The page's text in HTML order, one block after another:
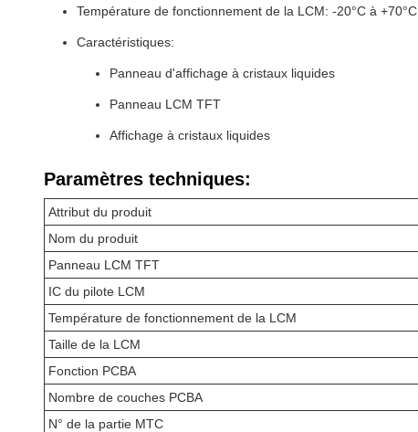
Température de fonctionnement de la LCM: -20°C à +70°C
Caractéristiques:
Panneau d'affichage à cristaux liquides
Panneau LCM TFT
Affichage à cristaux liquides
Paramètres techniques:
Attribut du produit
Nom du produit
Panneau LCM TFT
IC du pilote LCM
Température de fonctionnement de la LCM
Taille de la LCM
Fonction PCBA
Nombre de couches PCBA
N° de la partie MTC